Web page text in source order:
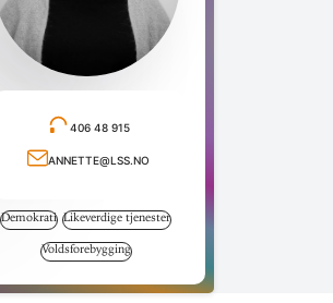
406 48 915
Ring telefonnummer
annette@lss.no
Send e-post
Demokrati Likeverdige tjenester
Voldsforebygging